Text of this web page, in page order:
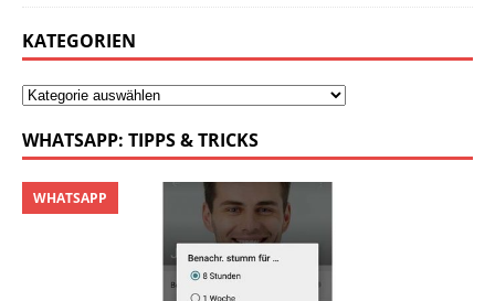
KATEGORIEN
WHATSAPP: TIPPS & TRICKS
WHATSAPP